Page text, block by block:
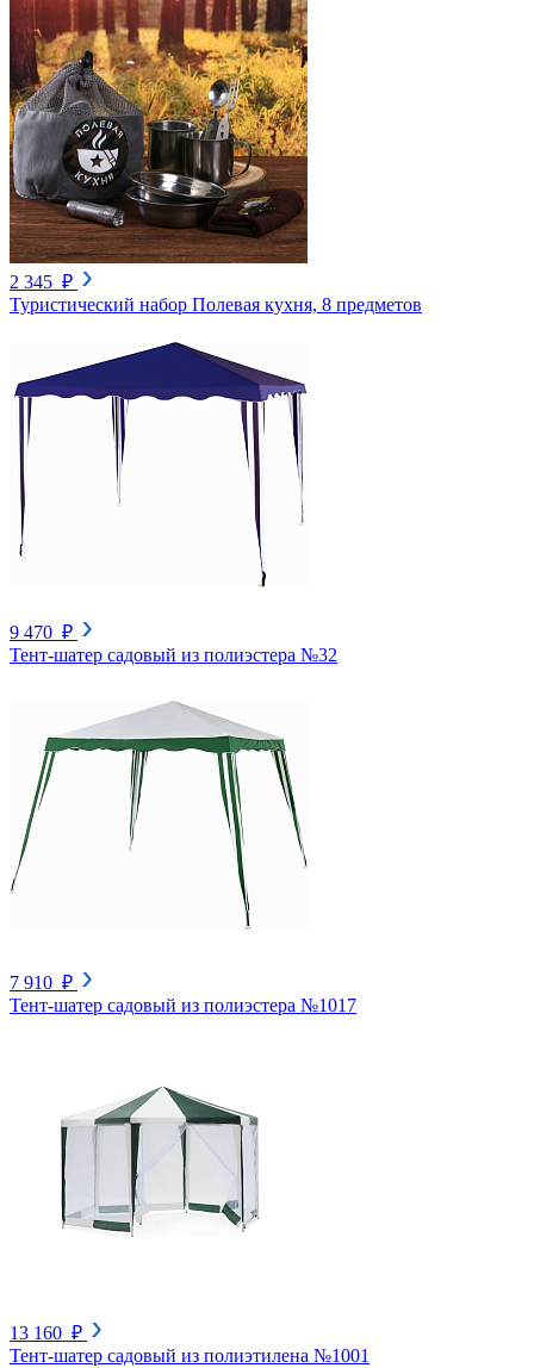
2 345 ₽
Туристический набор Полевая кухня, 8 предметов
9 470 ₽
Тент-шатер садовый из полиэстера №32
7 910 ₽
Тент-шатер садовый из полиэстера №1017
13 160 ₽
Тент-шатер садовый из полиэтилена №1001